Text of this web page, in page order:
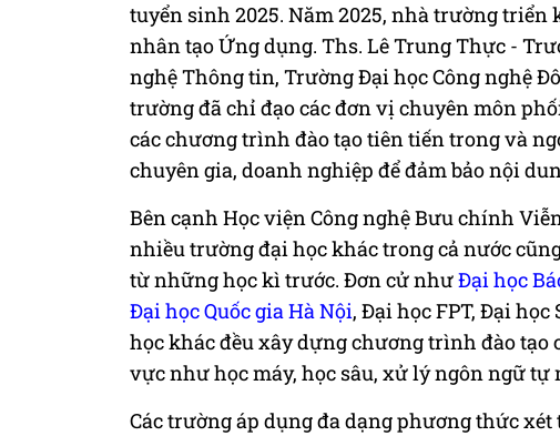
tuyển sinh 2025. Năm 2025, nhà trường
nhân tạo Ứng dụng. Ths. Lê Trung Thực -
nghệ Thông tin, Trường Đại học Công nghệ
trường đã chỉ đạo các đơn vị chuyên môn
các chương trình đào tạo tiên tiến trong và
chuyên gia, doanh nghiệp để đảm bảo nội
Bên cạnh Học viện Công nghệ Bưu chính
nhiều trường đại học khác trong cả nước
từ những học kì trước. Đơn cử nhưĐại học
Đại học Quốc gia Hà Nội, Đại học FPT, Đại
học khác đều xây dựng chương trình đào
vực như học máy, học sâu, xử lý ngôn ngữ
Các trường áp dụng đa dạng phương thức